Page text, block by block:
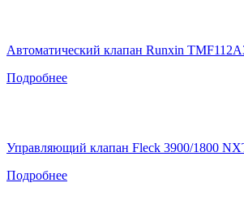
Автоматический клапан Runxin
Подробнее
Управляющий клапан Fleck 3900/1800
Подробнее